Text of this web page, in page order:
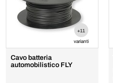
+11
varianti
Cavo batteria
automobilistico FLY